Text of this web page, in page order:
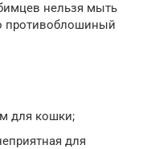
нельзя мыть
противоблошиный
для кошки;
для